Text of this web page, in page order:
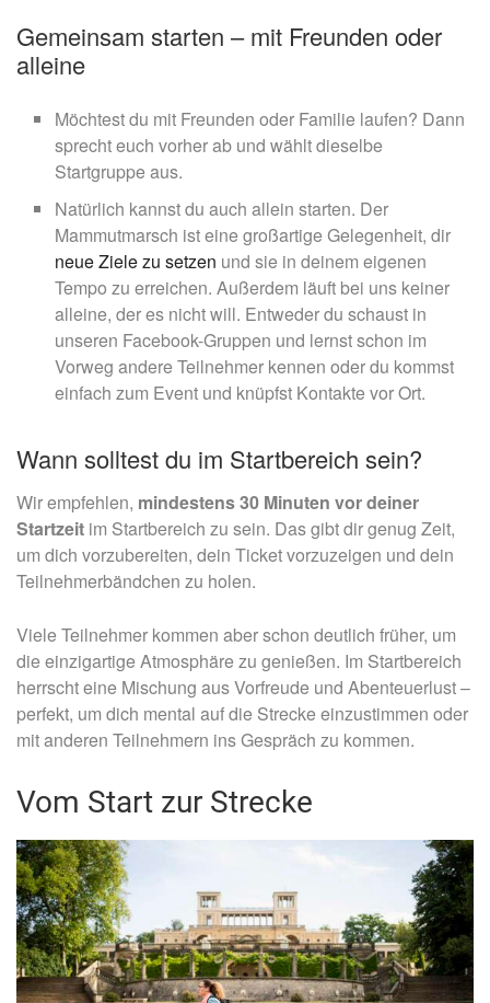
Gemeinsam starten – mit Freunden oder
alleine
Möchtest du mit Freunden oder Familie laufen? Dann
sprecht euch vorher ab und wählt dieselbe
Startgruppe aus.
Natürlich kannst du auch allein starten. Der
Mammutmarsch ist eine großartige Gelegenheit, dir
neue Ziele zu setzen und sie in deinem eigenen
Tempo zu erreichen. Außerdem läuft bei uns keiner
alleine, der es nicht will. Entweder du schaust in
unseren Facebook-Gruppen und lernst schon im
Vorweg andere Teilnehmer kennen oder du kommst
einfach zum Event und knüpfst Kontakte vor Ort.
Wann solltest du im Startbereich sein?
Wir empfehlen, mindestens 30 Minuten vor deiner
Startzeit im Startbereich zu sein. Das gibt dir genug Zeit,
um dich vorzubereiten, dein Ticket vorzuzeigen und dein
Teilnehmerbändchen zu holen.
Viele Teilnehmer kommen aber schon deutlich früher, um
die einzigartige Atmosphäre zu genießen. Im Startbereich
herrscht eine Mischung aus Vorfreude und Abenteuerlust –
perfekt, um dich mental auf die Strecke einzustimmen oder
mit anderen Teilnehmern ins Gespräch zu kommen.
Vom Start zur Strecke